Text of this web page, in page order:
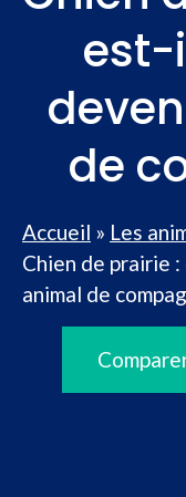
est-
de
Accueil » Les
Chien de prairie
animal de